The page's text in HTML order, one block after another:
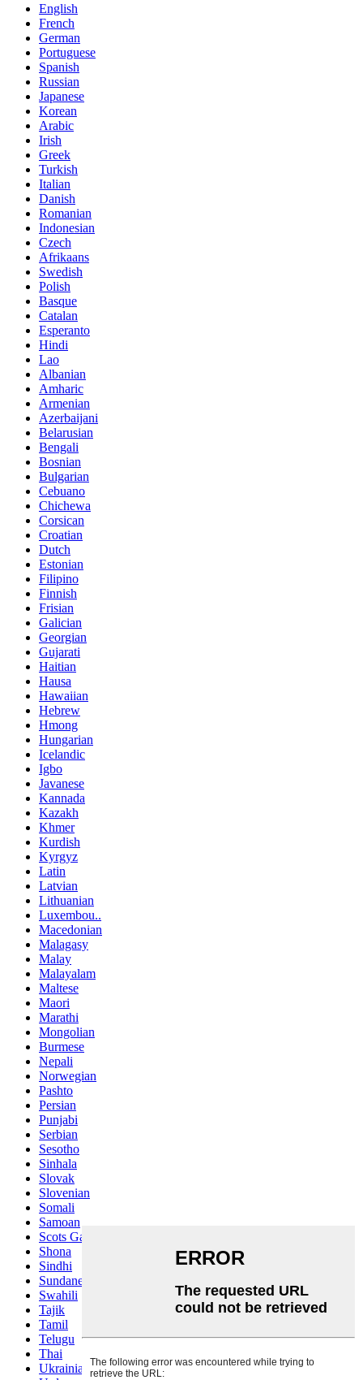
English
French
German
Portuguese
Spanish
Russian
Japanese
Korean
Arabic
Irish
Greek
Turkish
Italian
Danish
Romanian
Indonesian
Czech
Afrikaans
Swedish
Polish
Basque
Catalan
Esperanto
Hindi
Lao
Albanian
Amharic
Armenian
Azerbaijani
Belarusian
Bengali
Bosnian
Bulgarian
Cebuano
Chichewa
Corsican
Croatian
Dutch
Estonian
Filipino
Finnish
Frisian
Galician
Georgian
Gujarati
Haitian
Hausa
Hawaiian
Hebrew
Hmong
Hungarian
Icelandic
Igbo
Javanese
Kannada
Kazakh
Khmer
Kurdish
Kyrgyz
Latin
Latvian
Lithuanian
Luxembou..
Macedonian
Malagasy
Malay
Malayalam
Maltese
Maori
Marathi
Mongolian
Burmese
Nepali
Norwegian
Pashto
Persian
Punjabi
Serbian
Sesotho
Sinhala
Slovak
Slovenian
Somali
Samoan
Scots Gaelic
Shona
Sindhi
Sundanese
Swahili
Tajik
Tamil
Telugu
Thai
Ukrainian